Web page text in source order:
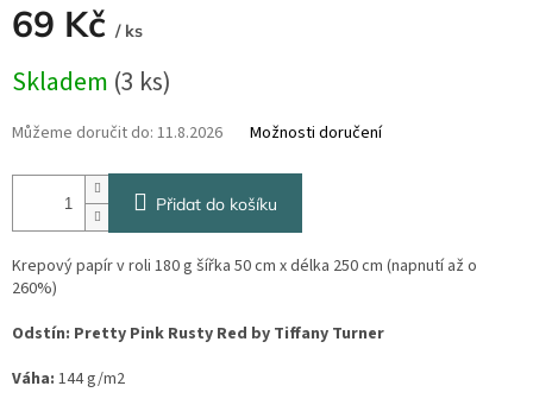
69 Kč / ks
cena:
Skladem (3 ks)
Můžeme doručit do: 11.8.2026 Možnosti doručení
Přidat do košíku
Krepový papír v roli 180 g šířka 50 cm x délka 250 cm (napnutí až o
260%)
Odstín: Pretty Pink Rusty Red by Tiffany Turner
Váha: 144 g/m2